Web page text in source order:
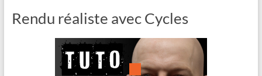
Rendu réaliste avec Cycles